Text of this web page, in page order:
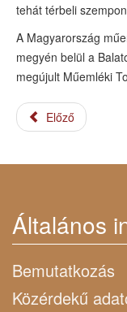
tehát térbeli
A Magyarország
megyén belül a
megújult Műemléki
Előző
Általános
Bemutatkozás
Közérdekű